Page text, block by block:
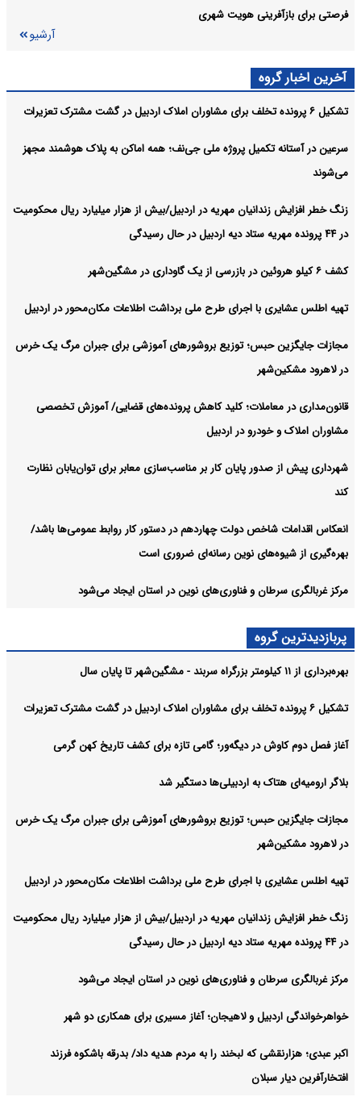
اردبیل: انعکاس اقدامات شاخص دولت چهاردهم در دستور کار روابط عمومی‌ها
اردبیل: مرکز غربالگری سرطان و فناوری‌های نوین در استان ایجاد می‌شود
آرشیو
فرصتی برای بازآفرینی هویت شهری
آرشیو
آخرین اخبار گروه
تشکیل ۶ پرونده تخلف برای مشاوران املاک اردبیل در گشت مشترک تعزیرات
سرعین در آستانه تکمیل پروژه ملی جی‌نف؛ همه اماکن به پلاک هوشمند مجهز
می‌شوند
زنگ خطر افزایش زندانیان مهریه در اردبیل/بیش از هزار میلیارد ریال محکومیت
در ۴۴ پرونده مهریه ستاد دیه اردبیل در حال رسیدگی
کشف ۶ کیلو هروئین در بازرسی از یک گاوداری در مشگین‌شهر
تهیه اطلس عشایری با اجرای طرح ملی برداشت اطلاعات مکان‌محور در اردبیل
مجازات جایگزین حبس؛ توزیع بروشورهای آموزشی برای جبران مرگ یک خرس
در لاهرود مشکین‌شهر
قانون‌مداری در معاملات؛ کلید کاهش پرونده‌های قضایی/ آموزش تخصصی
مشاوران املاک و خودرو در اردبیل
شهرداری پیش از صدور پایان کار بر مناسب‌سازی معابر برای توان‌یابان نظارت
کند
انعکاس اقدامات شاخص دولت چهاردهم در دستور کار روابط عمومی‌ها باشد/
بهره‌گیری از شیوه‌های نوین رسانه‌ای ضروری است
مرکز غربالگری سرطان و فناوری‌های نوین در استان ایجاد می‌شود
پربازدیدترین گروه
بهره‌برداری از ۱۱ کیلومتر بزرگراه سربند - مشگین‌شهر تا پایان سال
تشکیل ۶ پرونده تخلف برای مشاوران املاک اردبیل در گشت مشترک تعزیرات
آغاز فصل دوم کاوش در دیگه‌ور؛ گامی تازه برای کشف تاریخ کهن گرمی
بلاگر ارومیه‌ای هتاک به اردبیلی‌ها دستگیر شد
مجازات جایگزین حبس؛ توزیع بروشورهای آموزشی برای جبران مرگ یک خرس
در لاهرود مشکین‌شهر
تهیه اطلس عشایری با اجرای طرح ملی برداشت اطلاعات مکان‌محور در اردبیل
زنگ خطر افزایش زندانیان مهریه در اردبیل/بیش از هزار میلیارد ریال محکومیت
در ۴۴ پرونده مهریه ستاد دیه اردبیل در حال رسیدگی
مرکز غربالگری سرطان و فناوری‌های نوین در استان ایجاد می‌شود
خواهرخواندگی اردبیل و لاهیجان؛ آغاز مسیری برای همکاری دو شهر
اکبر عبدی؛ هزارنقشی که لبخند را به مردم هدیه داد/ بدرقه باشکوه فرزند
افتخارآفرین دیار سبلان